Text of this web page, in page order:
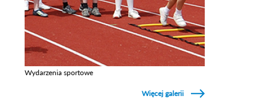
Wydarzenia sportowe
Więcej galerii